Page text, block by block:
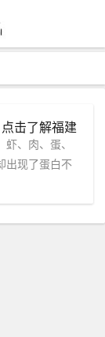
击了解福建
、肉、蛋、
出现了蛋白不